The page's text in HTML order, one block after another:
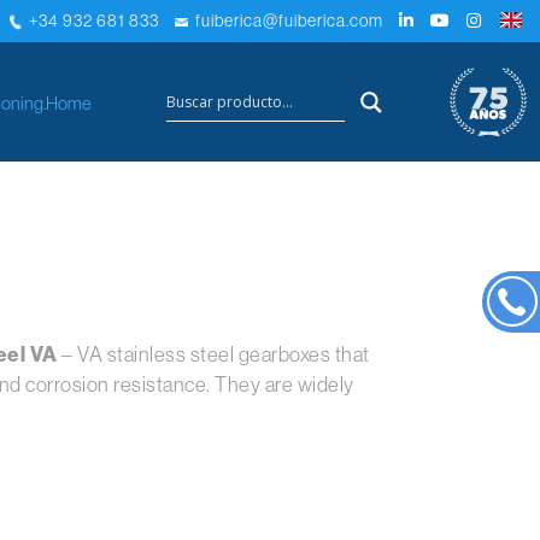
+34 932 681 833 fuiberica@fuiberica.com
Home
×
VA– VA stainless steel gearboxes that
corrosion resistance. They are widely